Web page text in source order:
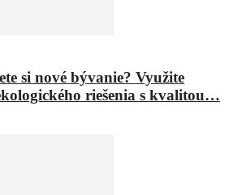
si nové bývanie? Využite
riešenia s kvalitou…